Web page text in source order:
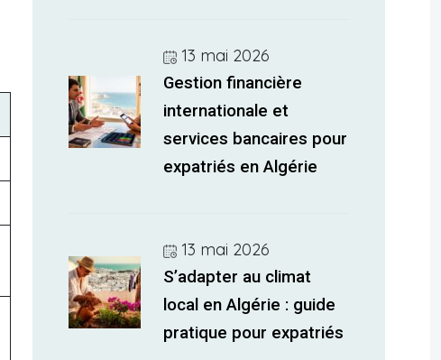
13 mai 2026
Gestion financière
internationale et
services bancaires pour
expatriés en Algérie
13 mai 2026
S’adapter au climat
local en Algérie : guide
pratique pour expatriés